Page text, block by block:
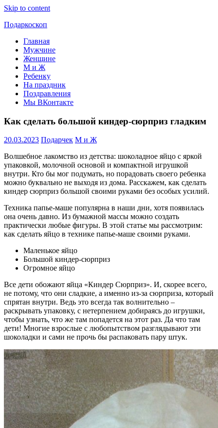
Skip to content
Подаркоскоп
Поможем
выбрать
подарить
Главная
Мужчине
Женщине
М и Ж
Ребенку
На праздник
Поздравления
Мы ВКонтакте
Как сделать большой киндер-сюрприз гладким
20.03.2023 Подарчек М и Ж
Волшебное лакомство из детства: шоколадное яйцо с яркой
упаковкой, молочной основой и компактной игрушкой
внутри. Кто бы мог подумать, но порадовать своего ребенка
можно буквально не выходя из дома. Расскажем, как сделать
киндер сюрприз большой своими руками без особых усилий.
Техника папье-маше популярна в наши дни, хотя появилась
она очень давно. Из бумажной массы можно создать
практически любые фигуры. В этой статье мы рассмотрим:
как сделать яйцо в технике папье-маше своими руками.
Маленькое яйцо
Большой киндер-сюрприз
Огромное яйцо
Все дети обожают яйца «Киндер Сюрприз». И, скорее всего,
не потому, что они сладкие, а именно из-за сюрприза, который
спрятан внутри. Ведь это всегда так волнительно –
раскрывать упаковку, с нетерпением добираясь до игрушки,
чтобы узнать, что же там попадется на этот раз. Да что там
дети! Многие взрослые с любопытством разглядывают эти
шоколадки и сами не прочь бы распаковать пару штук.